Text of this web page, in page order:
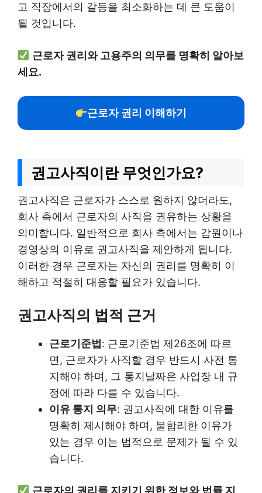
고 직장에서의 갈등을 최소화하는 데 큰 도움이
될 것입니다.
근로자 권리와 고용주의 의무를 명확히 알아보
세요.
근로자 권리 이해하기
권고사직이란 무엇인가요?
권고사직은 근로자가 스스로 원하지 않더라도,
회사 측에서 근로자의 사직을 권유하는 상황을
의미합니다. 일반적으로 회사 측에서는 감원이나
경영상의 이유로 권고사직을 제안하게 됩니다.
이러한 경우 근로자는 자신의 권리를 명확히 이
해하고 적절히 대응할 필요가 있습니다.
권고사직의 법적 근거
근로기준법 : 근로기준법 제26조에 따르
면, 근로자가 사직할 경우 반드시 사전 통
지해야 하며, 그 통지날짜은 사업장 내 규
정에 따라 다를 수 있습니다.
이유 통지 의무: 권고사직에 대한 이유를
명확히 제시해야 하며, 불합리한 이유가
있는 경우 이는 법적으로 문제가 될 수 있
습니다.
근로자의 권리를 지키기 위한 정보와 법률 지